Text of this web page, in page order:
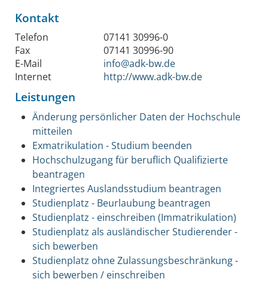
Kontakt
Telefon
07141 30996-0
Fax
07141 30996-90
E-Mail
info@adk-bw.de
Internet
http://www.adk-bw.de
Leistungen
Änderung persönlicher Daten der Hochschule
mitteilen
Exmatrikulation - Studium beenden
Hochschulzugang für beruflich Qualifizierte
beantragen
Integriertes Auslandsstudium beantragen
Studienplatz - Beurlaubung beantragen
Studienplatz - einschreiben (Immatrikulation)
Studienplatz als ausländischer Studierender -
sich bewerben
Studienplatz ohne Zulassungsbeschränkung -
sich bewerben / einschreiben